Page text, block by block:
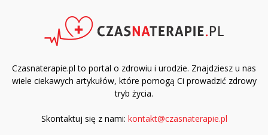
Czasnaterapie.pl to portal o zdrowiu i urodzie. Znajdziesz u nas
wiele ciekawych artykułów, które pomogą Ci prowadzić zdrowy
tryb życia.
Skontaktuj się z nami: kontakt@czasnaterapie.pl